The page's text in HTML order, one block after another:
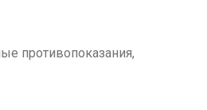
противопоказания,